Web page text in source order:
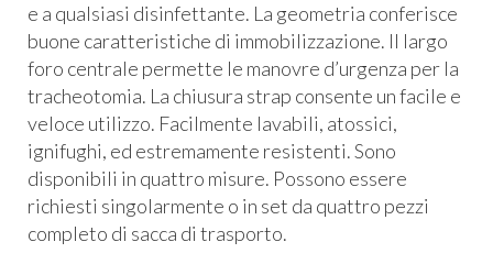
e a qualsiasi disinfettante. La geometria conferisce
buone caratteristiche di immobilizzazione. Il largo
foro centrale permette le manovre d’urgenza per la
tracheotomia. La chiusura strap consente un facile e
veloce utilizzo. Facilmente lavabili, atossici,
ignifughi, ed estremamente resistenti. Sono
disponibili in quattro misure. Possono essere
richiesti singolarmente o in set da quattro pezzi
completo di sacca di trasporto.